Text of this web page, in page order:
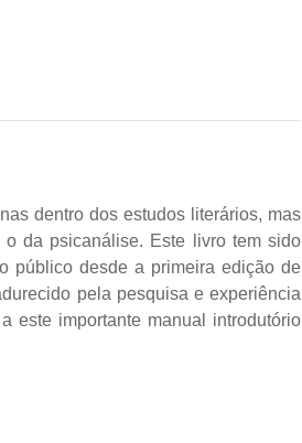
dentro dos estudos literários, mas
da psicanálise. Este livro tem sido
público desde a primeira edição de
pela pesquisa e experiência
este importante manual introdutório